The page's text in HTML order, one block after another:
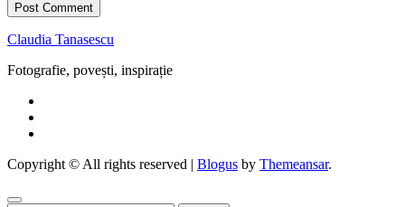
Claudia Tanasescu
Fotografie, povești, inspirație
Copyright © All rights reserved | Blogus by Themeansar.